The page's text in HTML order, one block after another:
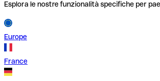
Esplora le nostre funzionalità specifiche per
Europe
France